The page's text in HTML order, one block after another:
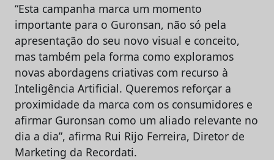
“Esta campanha marca um momento
importante para o Guronsan, não só pela
apresentação do seu novo visual e conceito,
mas também pela forma como exploramos
novas abordagens criativas com recurso à
Inteligência Artificial. Queremos reforçar a
proximidade da marca com os consumidores e
afirmar Guronsan como um aliado relevante no
dia a dia”, afirma Rui Rijo Ferreira, Diretor de
Marketing da Recordati.